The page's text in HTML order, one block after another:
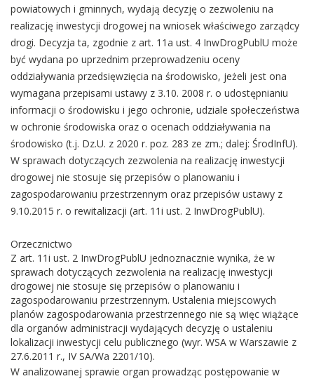
powiatowych i gminnych, wydają decyzję o zezwoleniu na
realizację inwestycji drogowej na wniosek właściwego zarządcy
drogi. Decyzja ta, zgodnie z art. 11a ust. 4 InwDrogPublU może
być wydana po uprzednim przeprowadzeniu oceny
oddziaływania przedsięwzięcia na środowisko, jeżeli jest ona
wymagana przepisami ustawy z 3.10. 2008 r. o udostępnianiu
informacji o środowisku i jego ochronie, udziale społeczeństwa
w ochronie środowiska oraz o ocenach oddziaływania na
środowisko (t.j. Dz.U. z 2020 r. poz. 283 ze zm.; dalej: ŚrodInfU).
W sprawach dotyczących zezwolenia na realizację inwestycji
drogowej nie stosuje się przepisów o planowaniu i
zagospodarowaniu przestrzennym oraz przepisów ustawy z
9.10.2015 r. o rewitalizacji (art. 11i ust. 2 InwDrogPublU).
Orzecznictwo
Z art. 11i ust. 2 InwDrogPublU jednoznacznie wynika, że w
sprawach dotyczących zezwolenia na realizację inwestycji
drogowej nie stosuje się przepisów o planowaniu i
zagospodarowaniu przestrzennym. Ustalenia miejscowych
planów zagospodarowania przestrzennego nie są więc wiążące
dla organów administracji wydających decyzję o ustaleniu
lokalizacji inwestycji celu publicznego (wyr. WSA w Warszawie z
27.6.2011 r., IV SA/Wa 2201/10).
W analizowanej sprawie organ prowadząc postępowanie w